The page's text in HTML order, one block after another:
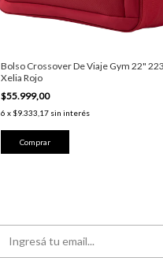
Bolso Crossover De Viaje Gym 22"
Xelia Rojo
$55.999,00
6 x $9.333,17 sin interés